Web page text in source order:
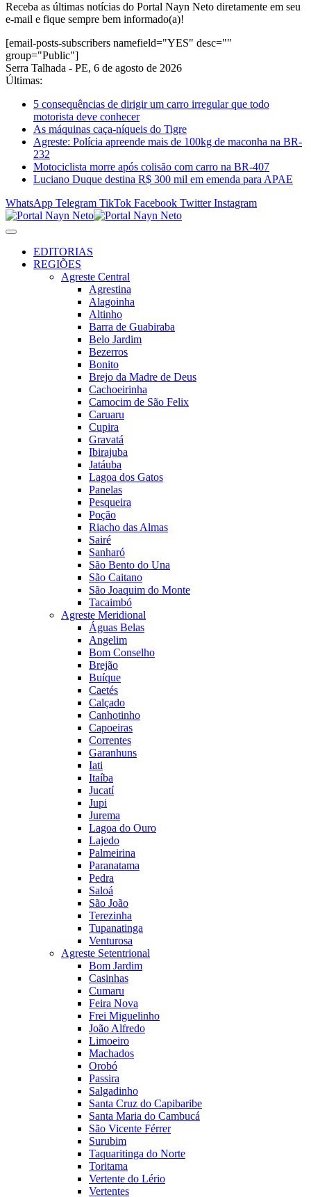
Receba as últimas notícias do Portal Nayn Neto diretamente em seu
e-mail e fique sempre bem informado(a)!
[email-posts-subscribers namefield="YES" desc=""
group="Public"]
Serra Talhada - PE, 6 de agosto de 2026
Últimas:
5 consequências de dirigir um carro irregular que todo
motorista deve conhecer
As máquinas caça-níqueis do Tigre
Agreste: Polícia apreende mais de 100kg de maconha na BR-
232
Motociclista morre após colisão com carro na BR-407
Luciano Duque destina R$ 300 mil em emenda para APAE
WhatsApp Telegram TikTok Facebook Twitter Instagram
EDITORIAS
REGIÕES
Agreste Central
Agrestina
Alagoinha
Altinho
Barra de Guabiraba
Belo Jardim
Bezerros
Bonito
Brejo da Madre de Deus
Cachoeirinha
Camocim de São Felix
Caruaru
Cupira
Gravatá
Ibirajuba
Jatáuba
Lagoa dos Gatos
Panelas
Pesqueira
Poção
Riacho das Almas
Sairé
Sanharó
São Bento do Una
São Caitano
São Joaquim do Monte
Tacaimbó
Agreste Meridional
Águas Belas
Angelim
Bom Conselho
Brejão
Buíque
Caetés
Calçado
Canhotinho
Capoeiras
Correntes
Garanhuns
Iati
Itaíba
Jucatí
Jupi
Jurema
Lagoa do Ouro
Lajedo
Palmeirina
Paranatama
Pedra
Saloá
São João
Terezinha
Tupanatinga
Venturosa
Agreste Setentrional
Bom Jardim
Casinhas
Cumaru
Feira Nova
Frei Miguelinho
João Alfredo
Limoeiro
Machados
Orobó
Passira
Salgadinho
Santa Cruz do Capibaribe
Santa Maria do Cambucá
São Vicente Férrer
Surubim
Taquaritinga do Norte
Toritama
Vertente do Lério
Vertentes